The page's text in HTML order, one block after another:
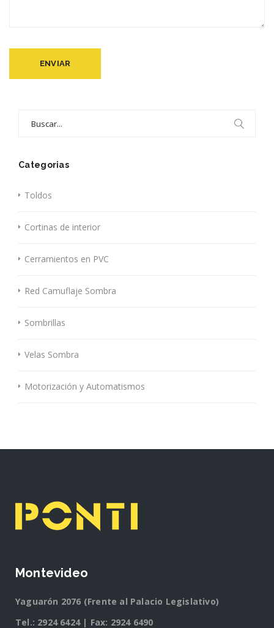
Categorias
Toldos
Cortinas de interior
Cerramientos en PVC
Red Camuflaje Sombra
Sombrillas
Velas Sombra
Motorización y Automatismos
Montevideo
Yaguarón 2076 (Frente al Palacio Legislativo)
Tel.: 2924 6424| Fax: 2924 6490